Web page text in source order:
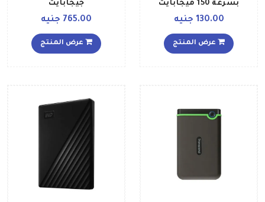
بسرعة 150 ميجابايت
بالثانية 64 جيجابايت
130.00 جنيه
عرض المنتج
جيجابايت
765.00 جنيه
عرض المنتج